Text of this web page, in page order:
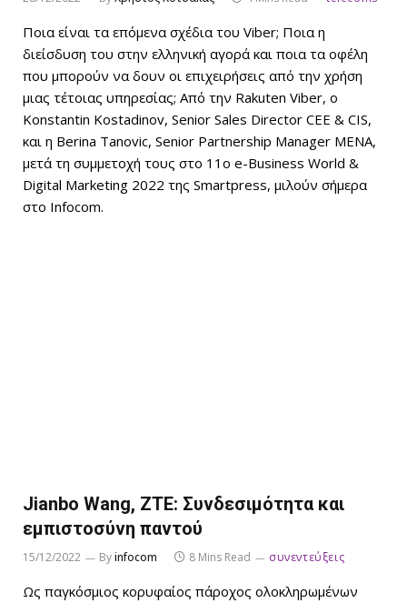
Ποια είναι τα επόμενα σχέδια του Viber; Ποια η
διείσδυση του στην ελληνική αγορά και ποια τα οφέλη
που μπορούν να δουν οι επιχειρήσεις από την χρήση
μιας τέτοιας υπηρεσίας; Από την Rakuten Viber, ο
Konstantin Kostadinov, Senior Sales Director CEE & CIS,
και η Berina Tanovic, Senior Partnership Manager MENA,
μετά τη συμμετοχή τους στο 11ο e-Business World &
Digital Marketing 2022 της Smartpress, μιλούν σήμερα
στο Infocom.
Jianbo Wang, ZTE: Συνδεσιμότητα και
εμπιστοσύνη παντού
15/12/2022 Byinfocom 8 Mins Read συνεντεύξεις
Ως παγκόσμιος κορυφαίος πάροχος ολοκληρωμένων